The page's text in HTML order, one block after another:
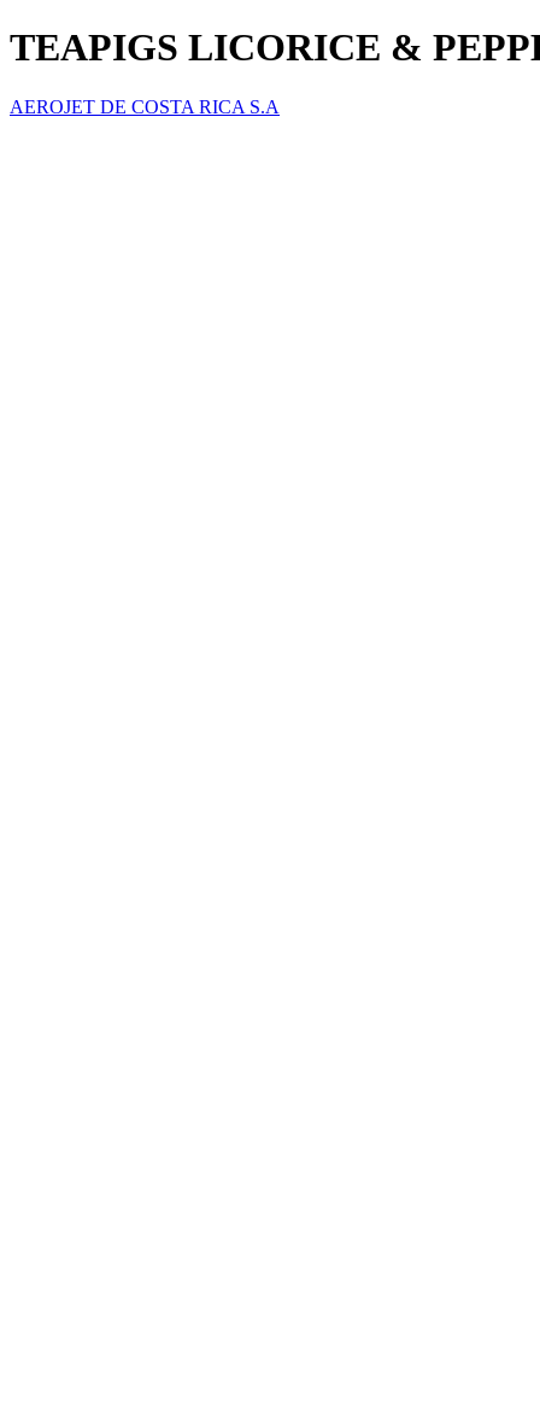
TEAPIGS LICORICE &
AEROJET DE COSTA RICA S.A